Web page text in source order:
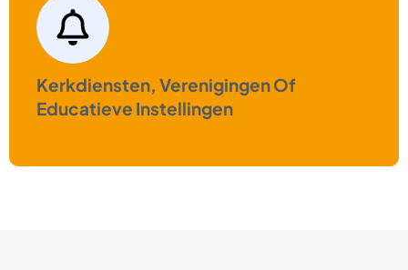
Kerkdiensten, Verenigingen Of
Educatieve Instellingen